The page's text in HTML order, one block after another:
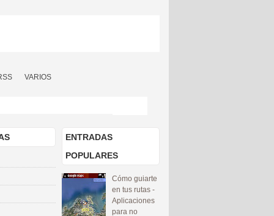
VARIOS
ENTRADAS
POPULARES
Cómo guiarte
en tus rutas -
Aplicaciones
para no